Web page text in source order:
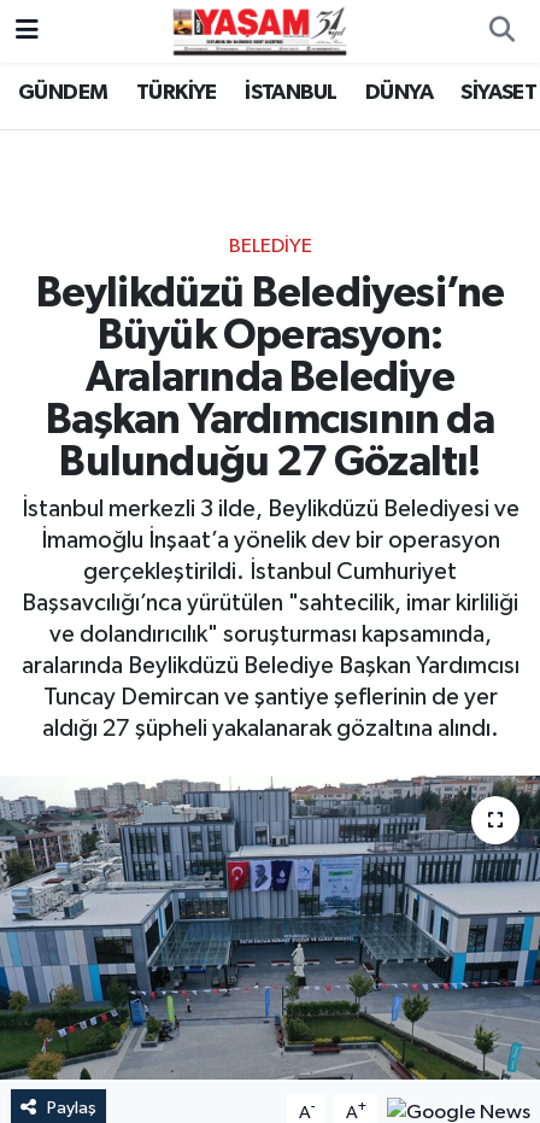
GÜNDEM TÜRKİYE İSTANBUL DÜNYA SİYASET
BELEDİYE
Beylikdüzü Belediyesi’ne
Büyük Operasyon:
Aralarında Belediye
Başkan Yardımcısının da
Bulunduğu 27 Gözaltı!
İstanbul merkezli 3 ilde, Beylikdüzü Belediyesi ve
İmamoğlu İnşaat’a yönelik dev bir operasyon
gerçekleştirildi. İstanbul Cumhuriyet
Başsavcılığı’nca yürütülen "sahtecilik, imar kirliliği
ve dolandırıcılık" soruşturması kapsamında,
aralarında Beylikdüzü Belediye Başkan Yardımcısı
Tuncay Demircan ve şantiye şeflerinin de yer
aldığı 27 şüpheli yakalanarak gözaltına alındı.
Paylaş A- A+